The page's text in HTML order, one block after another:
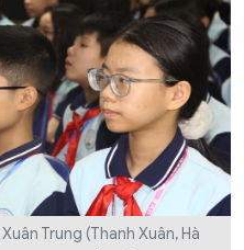
Trung (Thanh Xuân, Hà